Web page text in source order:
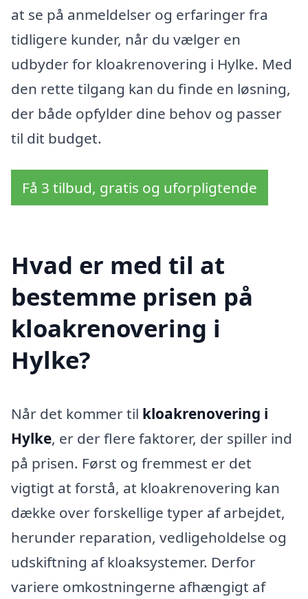
at se på anmeldelser og erfaringer fra
tidligere kunder, når du vælger en
udbyder for kloakrenovering i Hylke. Med
den rette tilgang kan du finde en løsning,
der både opfylder dine behov og passer
til dit budget.
Få 3 tilbud, gratis og uforpligtende
Hvad er med til at
bestemme prisen på
kloakrenovering i
Hylke?
Når det kommer til kloakrenovering i
Hylke, er der flere faktorer, der spiller ind
på prisen. Først og fremmest er det
vigtigt at forstå, at kloakrenovering kan
dække over forskellige typer af arbejdet,
herunder reparation, vedligeholdelse og
udskiftning af kloaksystemer. Derfor
variere omkostningerne afhængigt af